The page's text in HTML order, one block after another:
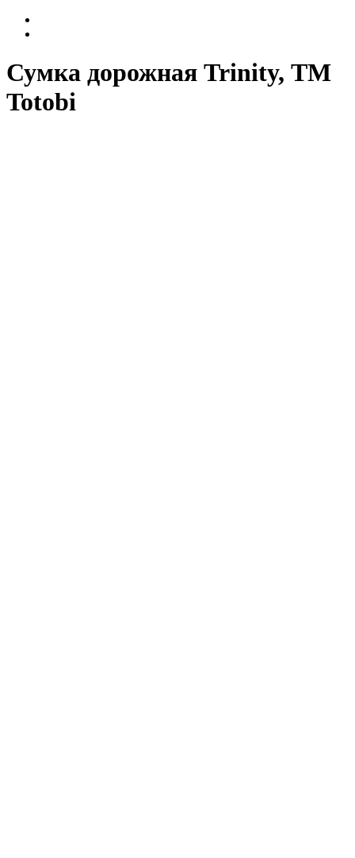
Сумка дорожная Trinity, ТМ
Totobi